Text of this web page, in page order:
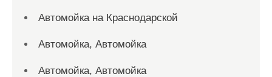
Автомойка на Краснодарской
Автомойка, Автомойка
Автомойка, Автомойка